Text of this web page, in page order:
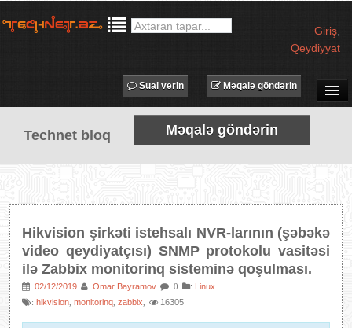
Giriş
Qeydiyyat
SUAL-CAVAB
TECHNET TV
MƏQALƏLƏR
PROQRAMLAR
AVADANLIQLAR
Məqalə göndərin
Sual verin
Technet bloq Məqalə göndərin
Hikvision şirkəti istehsalı NVR-larının (şəbəkə
video qeydiyatçısı) SNMP protokolu vasitəsi
ilə Zabbix monitorinq sisteminə qoşulması.
: 02/12/2019 : Omar Bayramov : 0 : Linux
: hikvision monitorinq zabbix 16305